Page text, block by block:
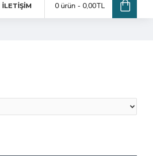
İLETIŞIM 0 ürün - 0,00TL